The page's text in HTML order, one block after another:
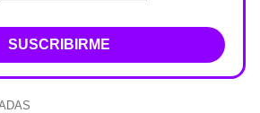
SUSCRIBIRME